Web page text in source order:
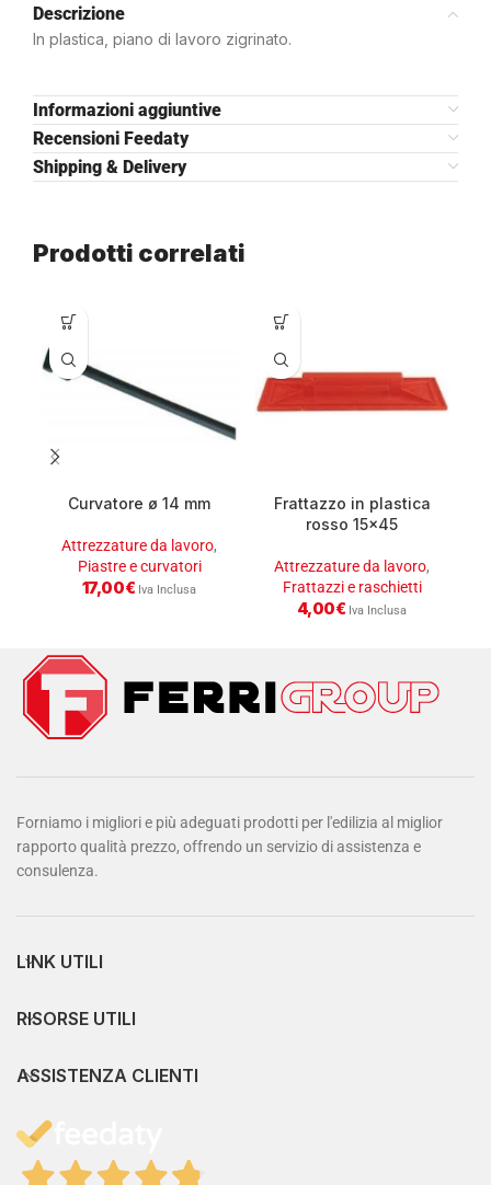
Descrizione
In plastica, piano di lavoro zigrinato.
Informazioni aggiuntive
Recensioni Feedaty
Shipping & Delivery
Prodotti correlati
Curvatore ø 14 mm
Attrezzature da lavoro,
Piastre e curvatori
17,00€ Iva Inclusa
Frattazzo in plastica
rosso 15×45
Attrezzature da lavoro,
Frattazzi e raschietti
4,00€ Iva Inclusa
Forniamo i migliori e più adeguati prodotti per l'edilizia al miglior
rapporto qualità prezzo, offrendo un servizio di assistenza e
consulenza.
LINK UTILI
RISORSE UTILI
ASSISTENZA CLIENTI